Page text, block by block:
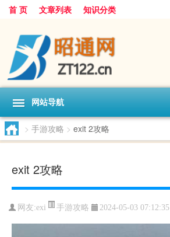
首 页 文章列表 知识分类
网站导航
> 手游攻略 > exit 2攻略
exit 2攻略
网友:exi 手游攻略 2024-05-03 07:12:35